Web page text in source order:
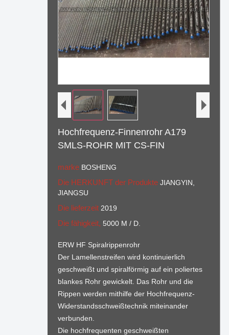
Hochfrequenz-Finnenrohr A179
SMLS-ROHR MIT CS-FIN
marke BOSHENG
Die HERKUNFT der ProdukteJIANGYIN,
JIANGSU
Die lieferzeit 2019
Die fähigkeit, 5000 M / D.
ERW HF Spiralrippenrohr
Der Lamellenstreifen wird kontinuierlich
geschweißt und spiralförmig auf ein poliertes
blankes Rohr gewickelt. Das Rohr und die
Rippen werden mithilfe der Hochfrequenz-
Widerstandsschweißtechnik miteinander
verbunden.
Die hochfrequenten geschweißten